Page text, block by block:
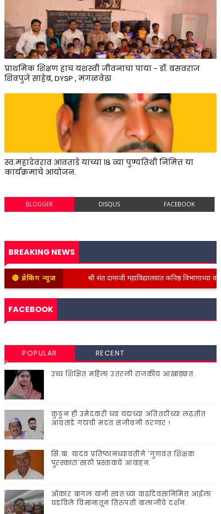
प्राथमिक शिक्षण हाच यशस्वी जीवनाचा पाया - डॉ. बसवराज
शिवपुजे साहेब, DYSP , मंगळवेढा
स्व.महादेवराव आवताडे यांच्या १८ व्या पुण्यतिथी निमित्त या
कार्यक्रमांचे आयोजन.
BLOGGER DISQUS FACEBOOK
BREAKING NEWS
🔴 ब्रेकिंग न्यूज श्री संत दामाजी महाविद्यालयात कनिष्ठ विभागाच्या वतीने
FACEBOOK
POPULAR RECENT
उच्च शिक्षित महिला उतरली राजकीय आखाड्यात.
कुठून ही उमेदवारी घ्या यंदाच्या अतितटीच्या लढतीत
आवताडे गटाची मदत संजीवनी ठरणार !
सि.बा. यादव प्रतिष्ठानच्यावतीने 'गुणवंत शिक्षक
पुरस्कारां'साठी प्रस्तावाचे आवाहन.
ओंकार बागल यांनी स्वतःच्या वाढदिवसानिमित्त आईला
घडविले विमानातून तिरुपती बालाजीचे दर्शन.